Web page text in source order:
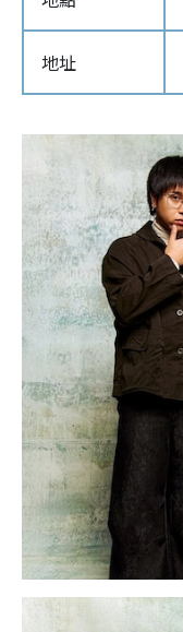
地址